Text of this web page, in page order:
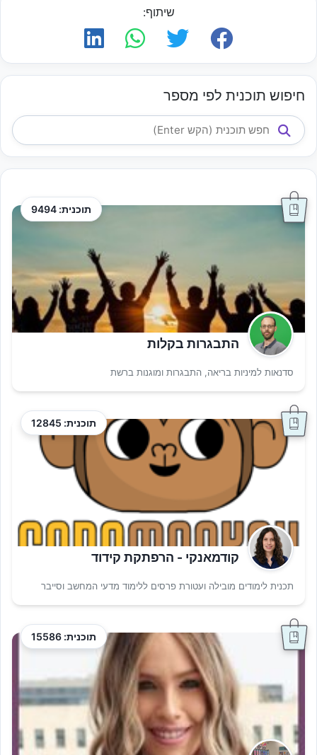
שיתוף:
חיפוש תוכנית לפי מספר
תוכנית: 9494
התבגרות בקלות
סדנאות למיניות בריאה, התבגרות ומוגנות ברשת
תוכנית: 12845
קודמאנקי - הרפתקת קידוד
תכנית לימודים מובילה ועטורת פרסים ללימוד מדעי המחשב וסייבר
תוכנית: 15586